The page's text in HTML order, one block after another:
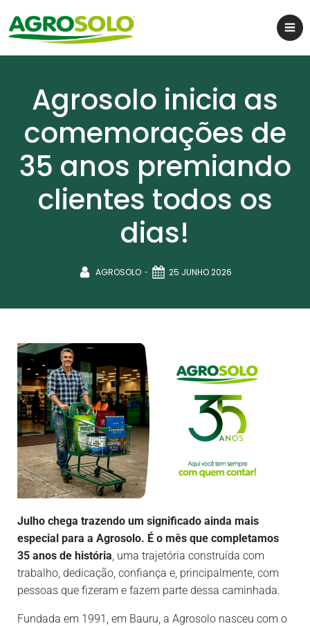
Agrosolo inicia as
comemorações de
35 anos premiando
clientes todos os
dias!
AGROSOLO - 25 JUNHO 2026
Julho chega trazendo um significado ainda mais
especial para a Agrosolo. É o mês que completamos
35 anos de história, uma trajetória construída com
trabalho, dedicação, confiança e, principalmente, com
pessoas que fizeram e fazem parte dessa caminhada.
Fundada em 1991, em Bauru, a Agrosolo nasceu com o